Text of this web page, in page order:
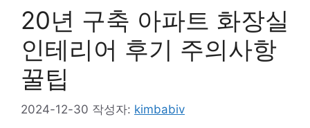
20년 구축 아파트 화장실
인테리어 후기 주의사항
꿀팁
2024-12-30 작성자: kimbabiv